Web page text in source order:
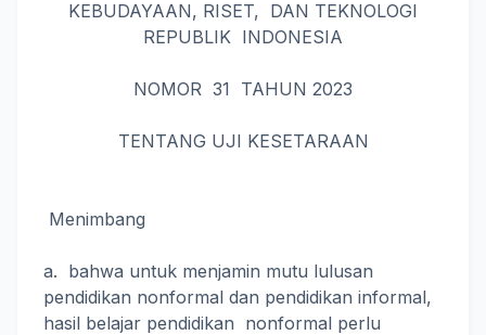
KEBUDAYAAN, RISET, DAN TEKNOLOGI
REPUBLIK INDONESIA
NOMOR 31 TAHUN 2023
TENTANG UJI KESETARAAN
Menimbang
a. bahwa untuk menjamin mutu lulusan
pendidikan nonformal dan pendidikan informal,
hasil belajar pendidikan nonformal perlu